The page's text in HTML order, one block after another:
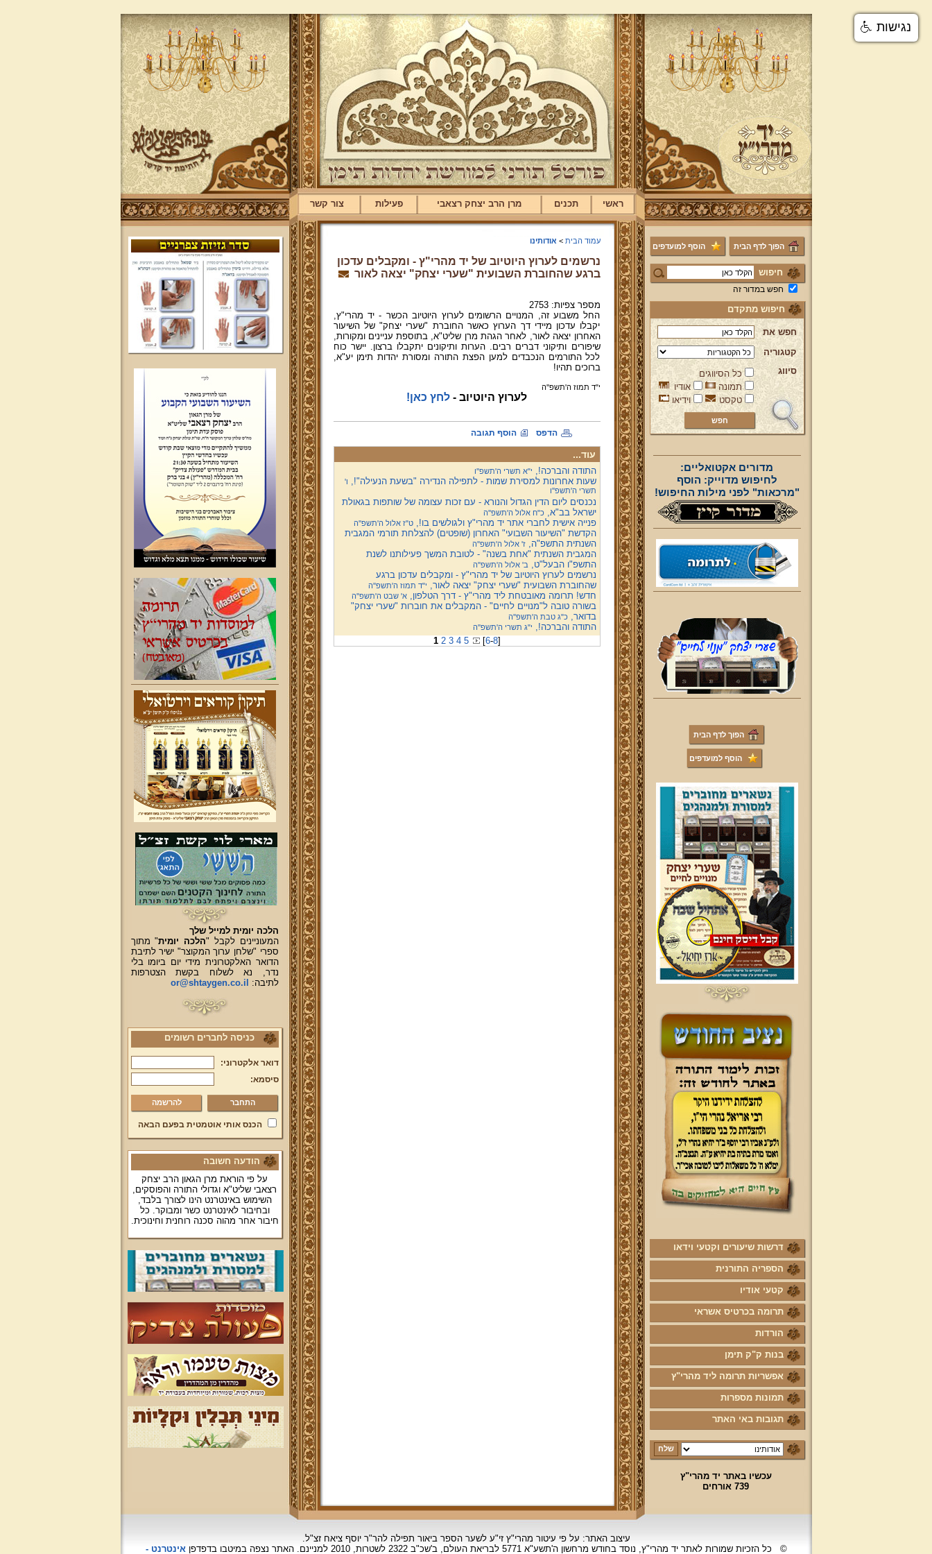
ראשי תכנים מרן הרב יצחק רצאבי פעילות צור קשר
הפוך לדף הבית הוסף למועדפים
חיפוש
חפש במדור זה
חיפוש מתקדם
חפש את
קטגוריה
סיווג
כל הסיווגים
תמונה
אודיו
טקסט
וידיאו
מדורים אקטואליים:
לחיפוש מדוייק: הוסף
"מרכאות" לפני מילות החיפוש!
הפוך לדף הבית
הוסף למועדפים
דרשות שיעורים וקטעי וידאו
הספריה התורנית
קטעי אודיו
תרומה בכרטיס אשראי
הורדות
בנות ק"ק תימן
אפשריות תרומה ליד מהרי"ץ
תמונות מספרות
תגובות באי האתר
עכשיו באתר יד מהרי"ץ
739 אורחים
עמוד הבית > אודותינו
נרשמים לערוץ היוטיוב של יד מהרי"ץ - ומקבלים עדכון
ברגע שהחוברת השבועית "שערי יצחק" יצאה לאור
מספר צפיות: 2753
החל משבוע זה, המנויים הרשומים לערוץ היוטיוב הכשר - יד מהרי"ץ,
יקבלו עדכון מיידי דך הערוץ כאשר החוברת "שערי יצחק" של השיעור
האחרון יצאה לאור, לאחר הגהת מרן שליט"א, בתוספת עניינים ומקורות,
שיפורים ותיקוני דברים רבים. הערות ותיקונים יתקבלו ברצון. יישר כוח
לכל התורמים הנכבדים למען הפצת התורה ומסורת יהדות תימן יע"א,
ברוכים תהיו!
י"ד תמוז ה'תשפ''ה
לערוץ היוטיוב - לחץ כאן!
הדפס הוסף תגובה
עוד...
התודה והברכה!, י"א תשרי ה'תשפ''ו
שעות אחרונות למסירת שמות - לתפילה הנדירה "בשעת הנעילה"!, ו'
תשרי ה'תשפ''ו
נכנסים ליום הדין הגדול והנורא - עם זכות עצומה של שותפות בגאולת
ישראל בב"א,כ"ח אלול ה'תשפ''ה
פנייה אישית לחברי אתר יד מהרי"ץ ולגולשים בו!,ט"ז אלול ה'תשפ''ה
הקדשת "השיעור השבועי" האחרון (שופטים) להצלחת תורמי המגבית
השנתית התשפ"ה,ז' אלול ה'תשפ''ה
המגבית השנתית "אחת בשנה" - לטובת המשך פעילותנו לשנת
התשפ"ו הבעל"ט,ב' אלול ה'תשפ''ה
נרשמים לערוץ היוטיוב של יד מהרי"ץ - ומקבלים עדכון ברגע
שהחוברת השבועית "שערי יצחק" יצאה לאור, י"ד תמוז ה'תשפ''ה
חדש! תרומה מאובטחת ליד מהרי"ץ - דרך הטלפון,א' שבט ה'תשפ''ה
בשורה טובה ל"מנויים לחיים" - המקבלים את חוברות "שערי יצחק"
בדואר,כ"ג טבת ה'תשפ''ה
התודה והברכה!, י"ג תשרי ה'תשפ''ה
1 2 3 4 5 [6-8]
הלכה יומית למייל שלך
המעוניינים לקבל "הלכה יומית" מתוך
ספרי "שלחן ערוך המקוצר" ישיר לתיבת
הדואר האלקטרונית מידי יום ביומו בלי
נדר, נא לשלוח בקשת הצטרפות
לתיבה:
or@shtaygen.co.il
כניסה לחברים רשומים
דואר אלקטרוני:
סיסמא:
להרשמה
הכנס אותי אוטמטית בפעם הבאה
הודעה חשובה
על פי הוראת מרן הגאון הרב יצחק
רצאבי שליט"א וגדולי התורה והפוסקים,
השימוש באינטרנט הינו לצורך בלבד,
ובחיבור לאינטרנט כשר ומבוקר. כל
חיבור אחר מהוה סכנה רוחנית וחינוכית.
עיצוב האתר: על פי עיטור מהרי"ץ זי"ע לשער הספר ביאור תפילה להר"ר יוסף ציאח זצ"ל.
©
כל הזכיות שמורות לאתר יד מהרי"ץ, נוסד בחודש מרחשוןה'תשע"א 5771 לבריאת העולם, ב'שכ"ב 2322 לשטרות, 2010 למניינם. האתר נצפהבמיטבו בדפדפןאינטרנט -
נגישות